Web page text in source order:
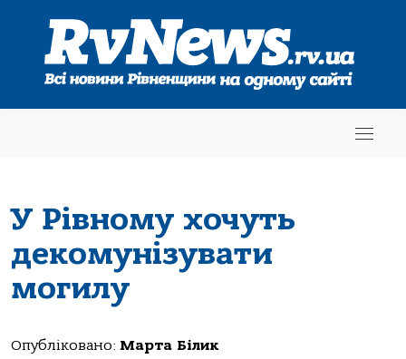
У Рівному хочуть
декомунізувати
могилу
Опубліковано: Марта Білик